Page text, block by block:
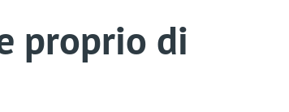
proprio di